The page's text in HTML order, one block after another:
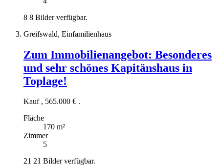
8 8 Bilder verfügbar.
Greifswald, Einfamilienhaus
Zum Immobilienangebot: Besonderes
und sehr schönes Kapitänshaus in
Toplage!
Kauf , 565.000 € .
Fläche
170 m²
Zimmer
5
21 21 Bilder verfügbar.